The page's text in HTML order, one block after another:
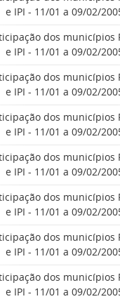
e IPI - 11/01 a 09/02/
dos municípios
e IPI - 11/01 a 09/02/
dos municípios
e IPI - 11/01 a 09/02/
dos municípios
e IPI - 11/01 a 09/02/
dos municípios
e IPI - 11/01 a 09/02/
dos municípios
e IPI - 11/01 a 09/02/
dos municípios
e IPI - 11/01 a 09/02/
dos municípios
e IPI - 11/01 a 09/02/